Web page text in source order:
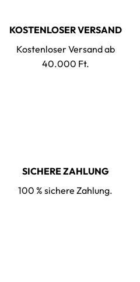
KOSTENLOSER VERSAND
Kostenloser Versand ab
40.000 Ft.
SICHERE ZAHLUNG
100 % sichere Zahlung.